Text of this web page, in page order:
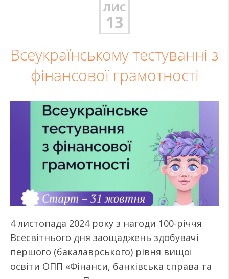
ЛИС
13
Всеукраїнському тестуванні з
фінансової грамотності
4 листопада 2024 року з нагоди 100-річчя
Всесвітнього дня заощаджень здобувачі
першого (бакалаврського) рівня вищої
освіти ОПП «Фінанси, банківська справа та